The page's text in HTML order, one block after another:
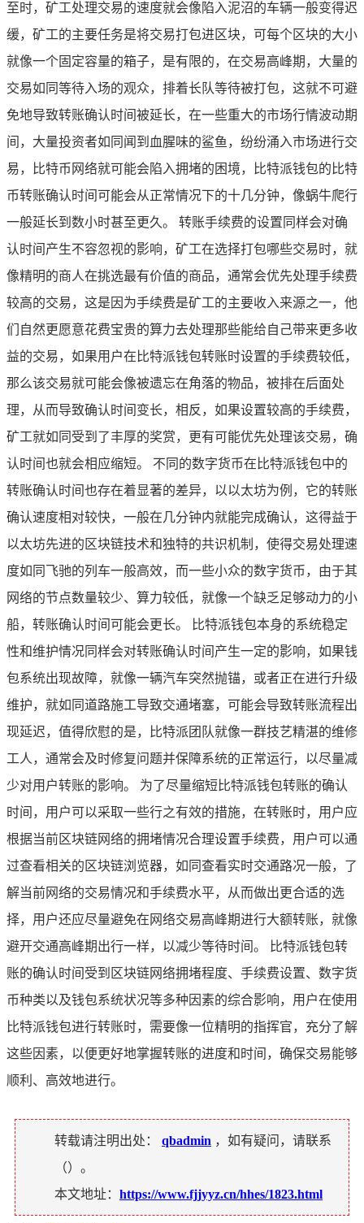
至时，矿工处理交易的速度就会像陷入泥沼的车辆一般变得迟
缓，矿工的主要任务是将交易打包进区块，可每个区块的大小
就像一个固定容量的箱子，是有限的，在交易高峰期，大量的
交易如同等待入场的观众，排着长队等待被打包，这就不可避
免地导致转账确认时间被延长，在一些重大的市场行情波动期
间，大量投资者如同闻到血腥味的鲨鱼，纷纷涌入市场进行交
易，比特币网络就可能会陷入拥堵的困境，比特派钱包的比特
币转账确认时间可能会从正常情况下的十几分钟，像蜗牛爬行
一般延长到数小时甚至更久。 转账手续费的设置同样会对确
认时间产生不容忽视的影响，矿工在选择打包哪些交易时，就
像精明的商人在挑选最有价值的商品，通常会优先处理手续费
较高的交易，这是因为手续费是矿工的主要收入来源之一，他
们自然更愿意花费宝贵的算力去处理那些能给自己带来更多收
益的交易，如果用户在比特派钱包转账时设置的手续费较低，
那么该交易就可能会像被遗忘在角落的物品，被排在后面处
理，从而导致确认时间变长，相反，如果设置较高的手续费，
矿工就如同受到了丰厚的奖赏，更有可能优先处理该交易，确
认时间也就会相应缩短。 不同的数字货币在比特派钱包中的
转账确认时间也存在着显著的差异，以以太坊为例，它的转账
确认速度相对较快，一般在几分钟内就能完成确认，这得益于
以太坊先进的区块链技术和独特的共识机制，使得交易处理速
度如同飞驰的列车一般高效，而一些小众的数字货币，由于其
网络的节点数量较少、算力较低，就像一个缺乏足够动力的小
船，转账确认时间可能会更长。 比特派钱包本身的系统稳定
性和维护情况同样会对转账确认时间产生一定的影响，如果钱
包系统出现故障，就像一辆汽车突然抛锚，或者正在进行升级
维护，就如同道路施工导致交通堵塞，可能会导致转账流程出
现延迟，值得欣慰的是，比特派团队就像一群技艺精湛的维修
工人，通常会及时修复问题并保障系统的正常运行，以尽量减
少对用户转账的影响。 为了尽量缩短比特派钱包转账的确认
时间，用户可以采取一些行之有效的措施，在转账时，用户应
根据当前区块链网络的拥堵情况合理设置手续费，用户可以通
过查看相关的区块链浏览器，如同查看实时交通路况一般，了
解当前网络的交易情况和手续费水平，从而做出更合适的选
择，用户还应尽量避免在网络交易高峰期进行大额转账，就像
避开交通高峰期出行一样，以减少等待时间。 比特派钱包转
账的确认时间受到区块链网络拥堵程度、手续费设置、数字货
币种类以及钱包系统状况等多种因素的综合影响，用户在使用
比特派钱包进行转账时，需要像一位精明的指挥官，充分了解
这些因素，以便更好地掌握转账的进度和时间，确保交易能够
顺利、高效地进行。
转载请注明出处： qbadmin ，如有疑问，请联系
（）。
本文地址： https://www.fjjyyz.cn/hhes/1823.html